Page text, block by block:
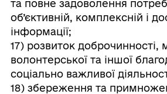
та повне задоволення
об’єктивній, комплексній і
інформації;
17) розвиток доброчинності,
волонтерської та іншої
соціально важливої
18) збереження та